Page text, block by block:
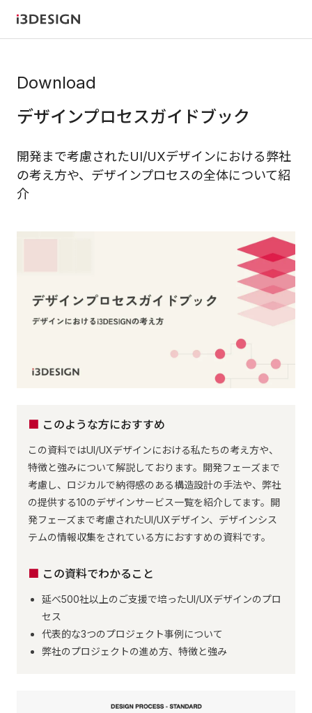
Download
デザインプロセスガイドブック
開発まで考慮されたUI/UXデザインにおける弊社
の考え方や、デザインプロセスの全体について紹
介
このような方におすすめ
この資料ではUI/UXデザインにおける私たちの考え方や、
特徴と強みについて解説しております。開発フェーズまで
考慮し、ロジカルで納得感のある構造設計の手法や、弊社
の提供する10のデザインサービス一覧を紹介してます。開
発フェーズまで考慮されたUI/UXデザイン、デザインシス
テムの情報収集をされている方におすすめの資料です。
この資料でわかること
延べ500社以上のご支援で培ったUI/UXデザインのプロ
セス
代表的な3つのプロジェクト事例について
弊社のプロジェクトの進め方、特徴と強み